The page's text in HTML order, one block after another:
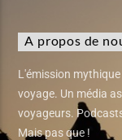
A propos de
L'émission
voyage. Un média
voyageurs.
Mais pas que !